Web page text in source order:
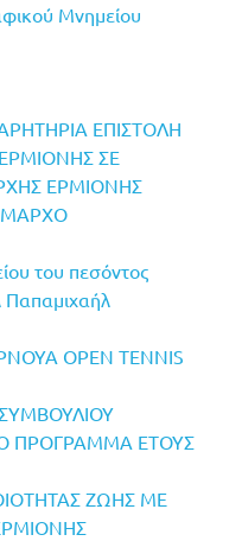
Μνημείου
ΕΠΙΣΤΟΛΗ
ΣΕ
ΕΡΜΙΟΝΗΣ
του πεσόντος
OPEN TENNIS
ΠΡΟΓΡΑΜΜΑ ΕΤΟΥΣ
ΖΩΗΣ ΜΕ